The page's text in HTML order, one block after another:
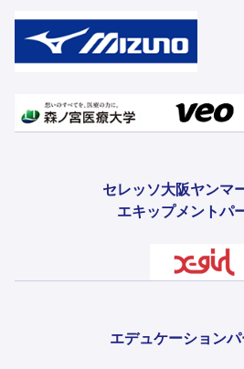
セレッソ大阪ヤンマ
エキップメントパ
エデュケーション